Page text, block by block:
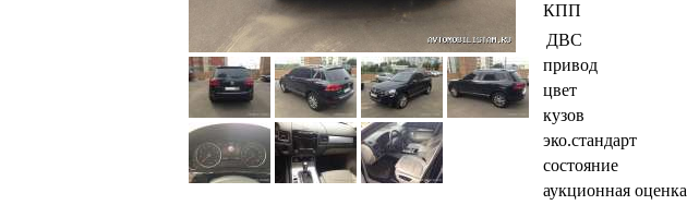
КПП
ДВС
привод
цвет
кузов
эко.стандарт
состояние
аукционная оценка